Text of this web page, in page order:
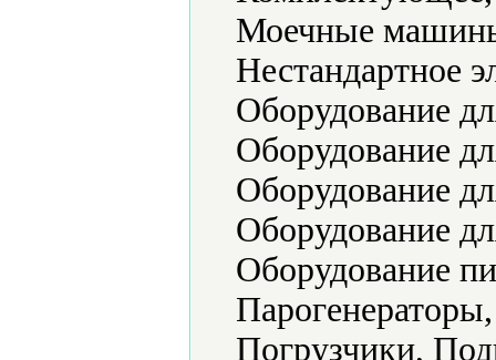
Моечные
Нестандартное
Оборудование
Оборудование
Оборудование
Оборудование
Оборудование
Погрузчики,